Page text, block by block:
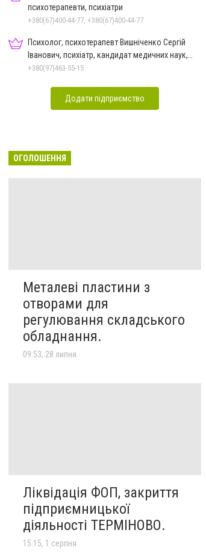
психотерапевти, психіатри
+380(67)400-44-77, +380(67)400-44-77
Психолог, психотерапевт Вишніченко Сергій
Іванович, психіатр, кандидат медичних наук,
доцент
+380(97)463-55-15
Додати підприємство
ОГОЛОШЕННЯ
Металеві пластини з
отворами для
регулювання складського
обладнання.
09:53, 28 липня
Ліквідація ФОП, закриття
підприємницької
діяльності ТЕРМІНОВО.
15:15, 1 серпня